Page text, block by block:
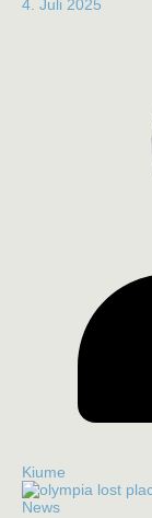
4. Juli 2025
Kiume
News